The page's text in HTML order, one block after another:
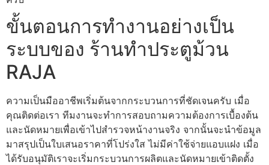
ขั้นตอนการทำงานอย่างเป็น
ระบบของ ร้านทําประตูม้วน
RAJA
ความเป็นมืออาชีพเริ่มต้นจากกระบวนการที่ชัดเจนครับ เมื่อ
คุณติดต่อเรา ทีมงานจะทำการสอบถามความต้องการเบื้องต้น
และนัดหมายเพื่อเข้าไปสำรวจหน้างานจริง จากนั้นจะนำข้อมูล
มาสรุปเป็นใบเสนอราคาที่โปร่งใส ไม่มีค่าใช้จ่ายแอบแฝง เมื่อ
ได้รับอนุมัติเราจะเริ่มกระบวนการผลิตและนัดหมายเข้าติดตั้ง